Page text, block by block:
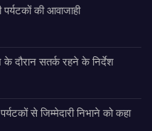
की आवाजाही
के दौरान सतर्क रहने के निर्देश
से जिम्मेदारी निभाने को कहा